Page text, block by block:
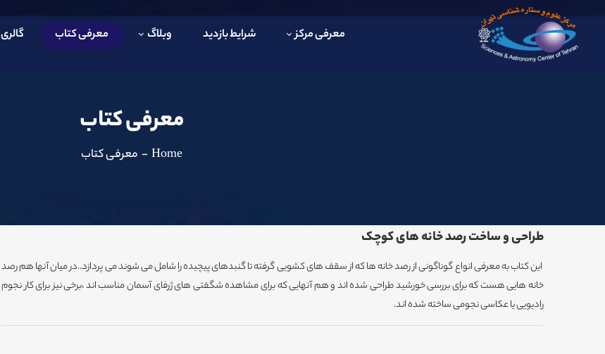
معرفی مرکز شرایط بازدید وبلاگ معرفی کتاب گالری
معرفی کتاب
Home
- معرفی کتاب
طراحی و ساخت رصد خانه های کوچک
این کتاب به معرفی انواع گوناگونی از رصد خانه ها که از سقف های کشویی گرفته تا گنبدهای پیچیده را شامل می شوند می پردازد..در میان آنها هم رصد
خانه هایی هست که برای بررسی خورشید طراحی شده اند و هم آنهایی که برای مشاهده شگفتی های ژرفای آسمان مناسب اند ،برخی نیز برای کار نجوم
رادیویی یا عکاسی نجومی ساخته شده اند.